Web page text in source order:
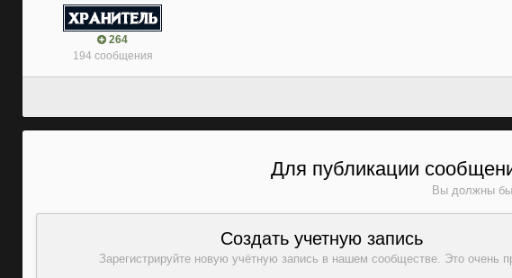
264
194 сообщения
Для публикации
Вы должны
Создать учетную запись
Зарегистрируйте новую учётную запись в нашем сообществе. Это очень